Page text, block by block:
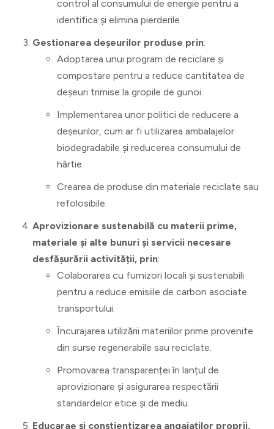
control al consumului de energie pentru a
identifica și elimina pierderile.
Gestionarea deșeurilor produse prin:
Adoptarea unui program de reciclare și
compostare pentru a reduce cantitatea de
deșeuri trimise la gropile de gunoi.
Implementarea unor politici de reducere a
deșeurilor, cum ar fi utilizarea ambalajelor
biodegradabile și reducerea consumului de
hârtie.
Crearea de produse din materiale reciclate sau
refolosibile.
Aprovizionare sustenabilă cu materii prime,
materiale și alte bunuri și servicii necesare
desfășurării activității, prin:
Colaborarea cu furnizori locali și sustenabili
pentru a reduce emisiile de carbon asociate
transportului.
Încurajarea utilizării materiilor prime provenite
din surse regenerabile sau reciclate.
Promovarea transparenței în lanțul de
aprovizionare și asigurarea respectării
standardelor etice și de mediu.
Educarae și conștientizarea angajaților proprii,